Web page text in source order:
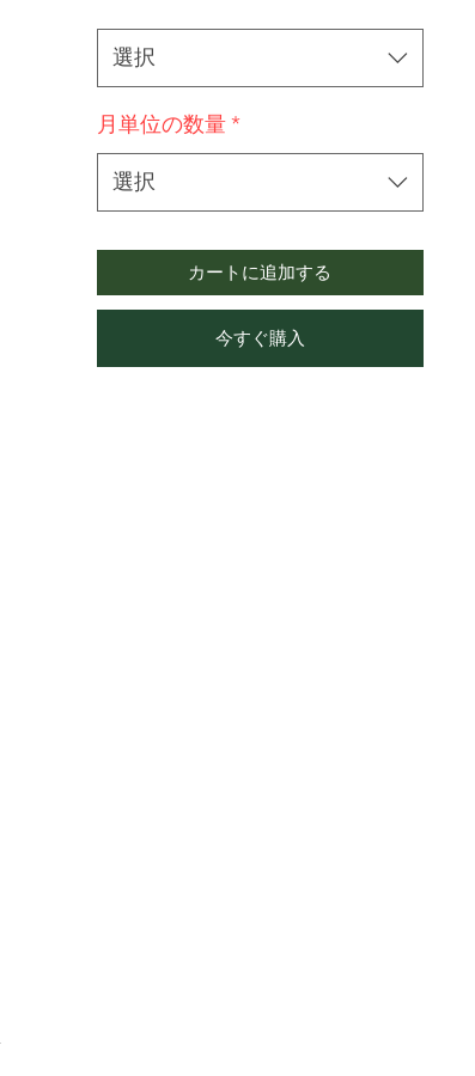
選択
月単位の数量*
選択
カートに追加する
今すぐ購入